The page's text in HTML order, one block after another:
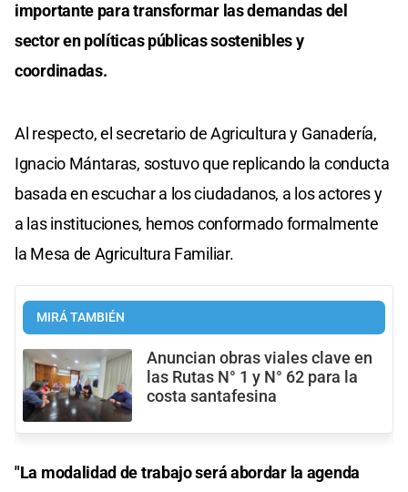
importante para transformar las demandas del
sector en políticas públicas sostenibles y
coordinadas.
Al respecto, el secretario de Agricultura y Ganadería,
Ignacio Mántaras, sostuvo que replicando la conducta
basada en escuchar a los ciudadanos, a los actores y
a las instituciones, hemos conformado formalmente
la Mesa de Agricultura Familiar.
MIRÁ TAMBIÉN
Anuncian obras viales clave en
las Rutas N° 1 y N° 62 para la
costa santafesina
"La modalidad de trabajo será abordar la agenda